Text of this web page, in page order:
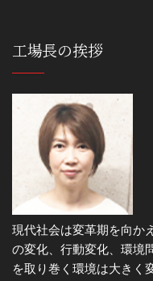
工場長の挨拶
現代社会は変革期を向か
の変化、行動変化、環境
を取り巻く環境は大きく